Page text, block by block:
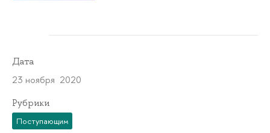
Дата
23 ноября 2020
Рубрики
Поступающим